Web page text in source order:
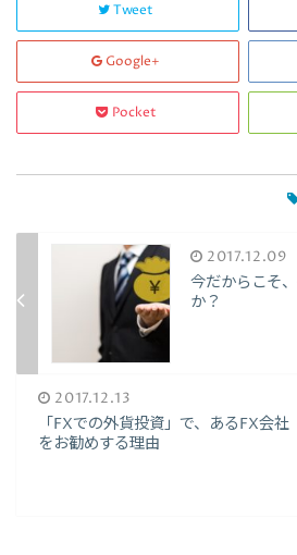
Tweet
Google+
Pocket
2017.12.09
今だからこそ
か？
2017.12.13
「FXでの外貨投資」で、あるFX会社
をお勧めする理由